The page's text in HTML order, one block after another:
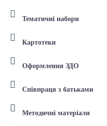
Тематичні набори
Картотеки
Оформлення ЗДО
Співпраця з батьками
Методичні матеріали